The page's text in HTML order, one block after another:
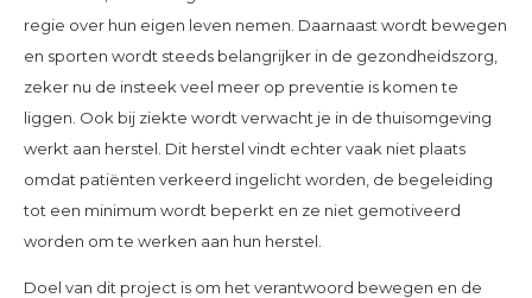
regie over hun eigen leven nemen. Daarnaast wordt bewegen
en sporten wordt steeds belangrijker in de gezondheidszorg,
zeker nu de insteek veel meer op preventie is komen te
liggen. Ook bij ziekte wordt verwacht je in de thuisomgeving
werkt aan herstel. Dit herstel vindt echter vaak niet plaats
omdat patiënten verkeerd ingelicht worden, de begeleiding
tot een minimum wordt beperkt en ze niet gemotiveerd
worden om te werken aan hun herstel.
Doel van dit project is om het verantwoord bewegen en de